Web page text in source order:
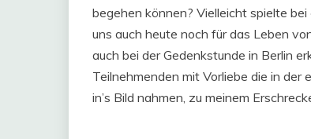
begehen können? Vielleicht spielte
uns auch heute noch für das Leben
auch bei der Gedenkstunde in Berlin
Teilnehmenden mit Vorliebe die in
in’s Bild nahmen, zu meinem